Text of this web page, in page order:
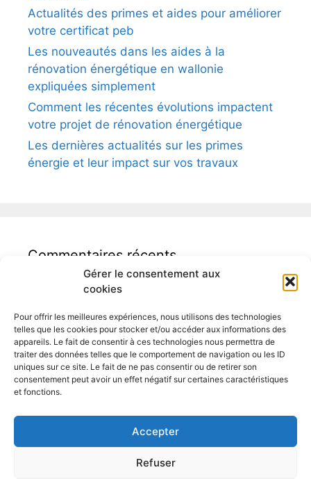
Gérer le consentement aux
cookies
Pour offrir les meilleures expériences, nous utilisons des technologies
telles que les cookies pour stocker et/ou accéder aux informations des
appareils. Le fait de consentir à ces technologies nous permettra de
traiter des données telles que le comportement de navigation ou les ID
uniques sur ce site. Le fait de ne pas consentir ou de retirer son
consentement peut avoir un effet négatif sur certaines caractéristiques
et fonctions.
Accepter
Refuser
Actualités des primes et aides pour améliorer
votre certificat peb
Les nouveautés dans les aides à la
rénovation énergétique en wallonie
expliquées simplement
Comment les récentes évolutions impactent
votre projet de rénovation énergétique
Les dernières actualités sur les primes
énergie et leur impact sur vos travaux
Commentaires récents
Auditeur logement Binche